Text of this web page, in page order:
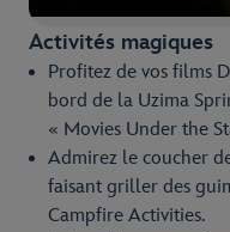
Activités magiques
Profitez de vos films
bord de la Uzima
« Movies Under the
Admirez le coucher
faisant griller des
Campfire Activities.